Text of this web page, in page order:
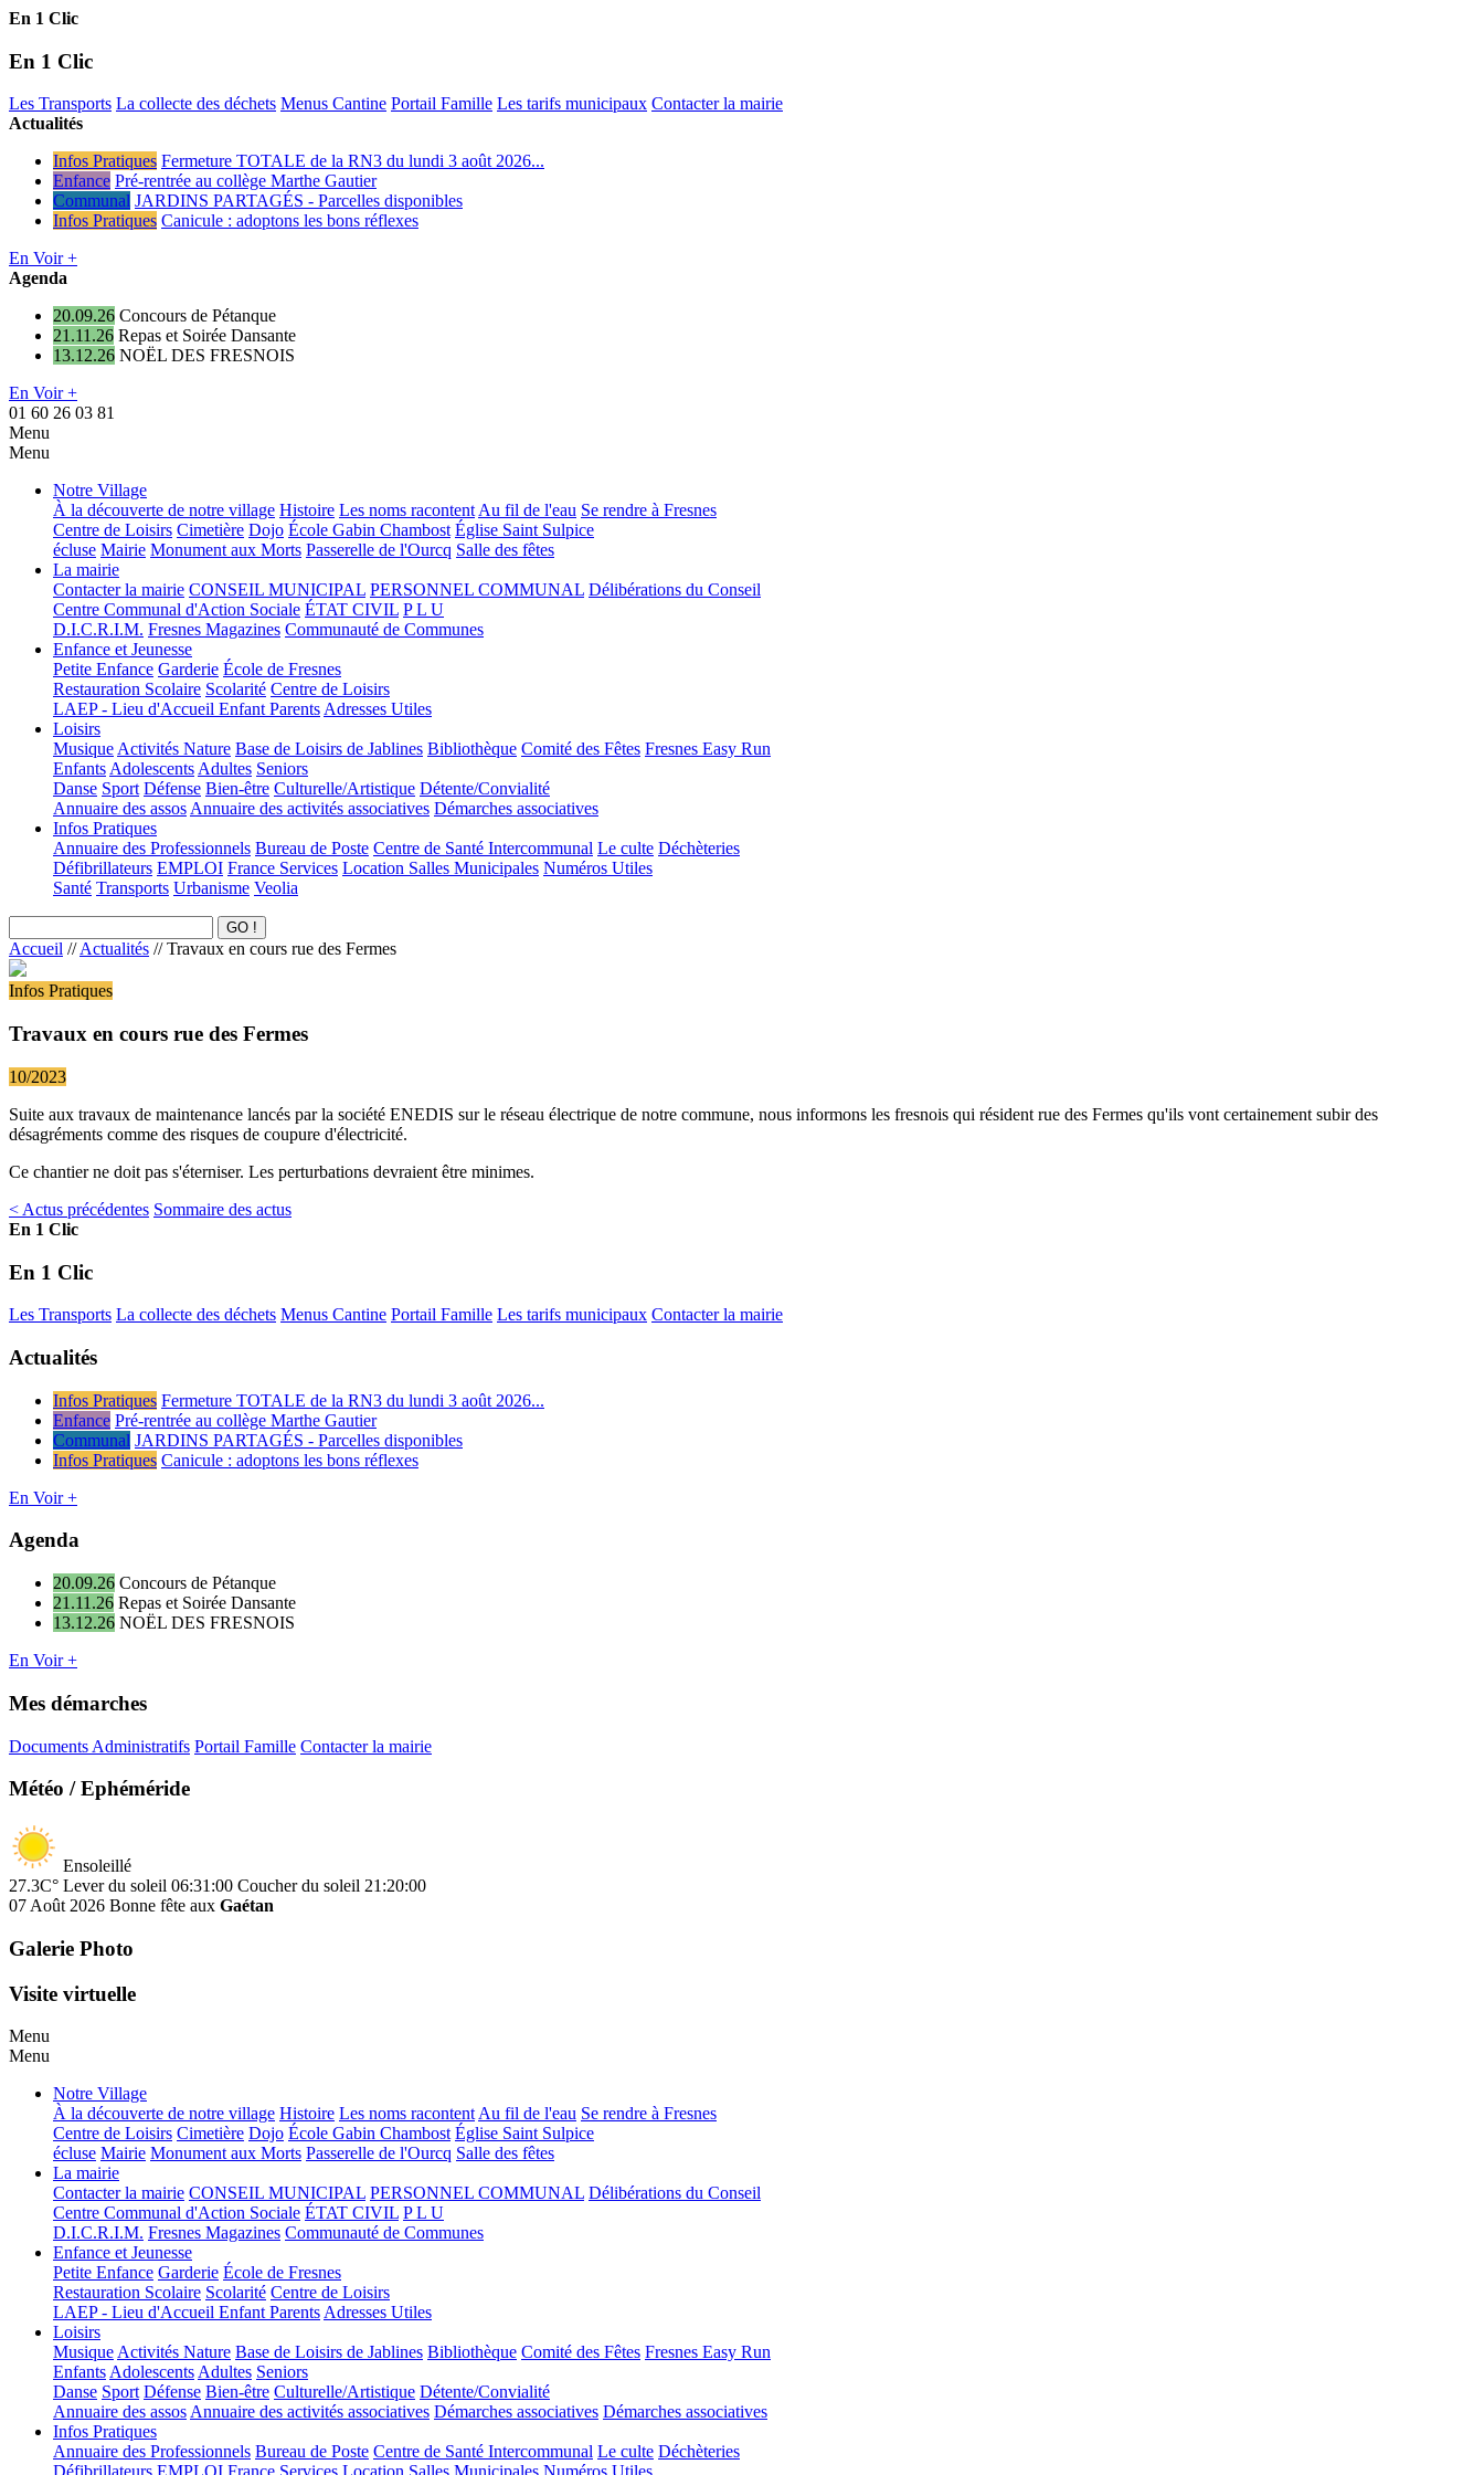
En 1 Clic
En 1 Clic
Les Transports La collecte des déchets Menus Cantine Portail Famille Les tarifs municipaux Contacter la mairie
Actualités
Infos Pratiques Fermeture TOTALE de la RN3 du lundi 3 août 2026...
Enfance Pré-rentrée au collège Marthe Gautier
Communal JARDINS PARTAGÉS - Parcelles disponibles
Infos Pratiques Canicule : adoptons les bons réflexes
En Voir +
Agenda
20.09.26 Concours de Pétanque
21.11.26 Repas et Soirée Dansante
13.12.26 NOËL DES FRESNOIS
En Voir +
01 60 26 03 81
Menu
Menu
Notre Village
À la découverte de notre village Histoire Les noms racontentAu fil de l'eau Se rendre à Fresnes
Centre de Loisirs Cimetière Dojo École Gabin Chambost Église Saint Sulpice
écluse Mairie Monument aux Morts Passerelle de l'Ourcq Salle des fêtes
La mairie
Contacter la mairie CONSEIL MUNICIPAL PERSONNEL COMMUNAL Délibérations du Conseil
Centre Communal d'Action Sociale ÉTAT CIVIL P L U
D.I.C.R.I.M. Fresnes Magazines Communauté de Communes
Enfance et Jeunesse
Petite Enfance Garderie École de Fresnes
Restauration Scolaire Scolarité Centre de Loisirs
LAEP - Lieu d'Accueil Enfant ParentsAdresses Utiles
Loisirs
MusiqueActivités Nature Base de Loisirs de Jablines Bibliothèque Comité des Fêtes Fresnes Easy Run
EnfantsAdolescentsAdultes Seniors
Danse Sport Défense Bien-être Culturelle/Artistique Détente/Convialité
Annuaire des assosAnnuaire des activités associatives Démarches associatives
Infos Pratiques
Annuaire des Professionnels Bureau de Poste Centre de Santé Intercommunal Le culte Déchèteries
Défibrillateurs EMPLOI France Services Location Salles Municipales Numéros Utiles
Santé Transports Urbanisme Veolia
Accueil //Actualités // Travaux en cours rue des Fermes
Infos Pratiques
Travaux en cours rue des Fermes
10/2023
Suite aux travaux de maintenance lancés par la société ENEDIS sur le réseau électrique de notre commune, nous informons les fresnois qui résident rue des Fermes qu'ils vont certainement subir des
désagréments comme des risques de coupure d'électricité.
Ce chantier ne doit pas s'éterniser. Les perturbations devraient être minimes.
< Actus précédentes Sommaire des actus
En 1 Clic
En 1 Clic
Les Transports La collecte des déchets Menus Cantine Portail Famille Les tarifs municipaux Contacter la mairie
Actualités
Infos Pratiques Fermeture TOTALE de la RN3 du lundi 3 août 2026...
Enfance Pré-rentrée au collège Marthe Gautier
Communal JARDINS PARTAGÉS - Parcelles disponibles
Infos Pratiques Canicule : adoptons les bons réflexes
En Voir +
Agenda
20.09.26 Concours de Pétanque
21.11.26 Repas et Soirée Dansante
13.12.26 NOËL DES FRESNOIS
En Voir +
Mes démarches
Documents Administratifs Portail Famille Contacter la mairie
Météo / Ephéméride
Ensoleillé
27.3C° Lever du soleil 06:31:00 Coucher du soleil 21:20:00
07 Août 2026 Bonne fête aux Gaétan
Galerie Photo
Visite virtuelle
Menu
Menu
Notre Village
À la découverte de notre village Histoire Les noms racontent Au fil de l'eau Se rendre à Fresnes
Centre de Loisirs Cimetière Dojo École Gabin Chambost Église Saint Sulpice
écluse Mairie Monument aux Morts Passerelle de l'Ourcq Salle des fêtes
La mairie
Contacter la mairie CONSEIL MUNICIPAL PERSONNEL COMMUNAL Délibérations du Conseil
Centre Communal d'Action Sociale ÉTAT CIVIL P L U
D.I.C.R.I.M. Fresnes Magazines Communauté de Communes
Enfance et Jeunesse
Petite Enfance Garderie École de Fresnes
Restauration Scolaire Scolarité Centre de Loisirs
LAEP - Lieu d'Accueil Enfant Parents Adresses Utiles
Loisirs
Musique Activités Nature Base de Loisirs de Jablines Bibliothèque Comité des Fêtes Fresnes Easy Run
Enfants Adolescents Adultes Seniors
Danse Sport Défense Bien-être Culturelle/Artistique Détente/Convialité
Annuaire des assos Annuaire des activités associatives Démarches associatives Démarches associatives
Infos Pratiques
Annuaire des Professionnels Bureau de Poste Centre de Santé Intercommunal Le culte Déchèteries